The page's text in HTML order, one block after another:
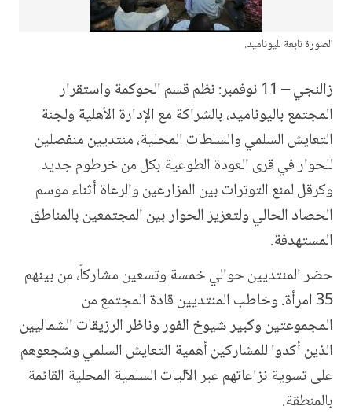
الصورة تابعة لليوناميد.
زالنجي – 11 نوفمبر: نظم قسم الحوكمة واستقرار
المجتمع باليوناميد، بالشراكة مع الإدارة الأهلية ولجنة
التعايش السلمي والسلطات المحلية، منتديين منفصلين
للحوار في قرى العودة الطوعية بكل من خرطوم جديد
وكرقل لمنع التوترات بين المزارعين والرعاة أثناء موسم
الحصاد الحالي ولتعزيز الحوار بين المجتمعين بالمناطق
المستهدفة.
حضر المنتديين حوالي خمسة وتسعين مشاركاً، من بينهم
35 امرأة. وخاطب المنتديين قادة المجتمع من
المجموعتين وكبير شيوخ الفور وناظر الرزيقات الشماليين
الذين أكدوا للمشاركين أهمية التعايش السلمي وشجعوهم
على تسوية نزاعاتهم عبر الآليات السلمية المحلية القائمة
بالمنطقة.